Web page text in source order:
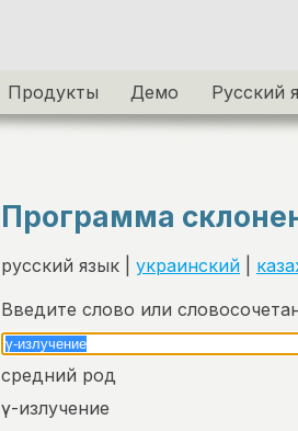
Продукты Демо Русский
Программа
русский язык | украинский
Введите слово или
средний род
γ-излучение